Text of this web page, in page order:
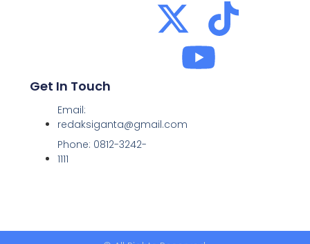
Get In Touch
Email:
redaksiganta@gmail.com
Phone: 0812-3242-
1111